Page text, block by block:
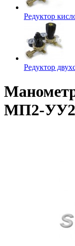
Редуктор
Редуктор
МП2-УУ2